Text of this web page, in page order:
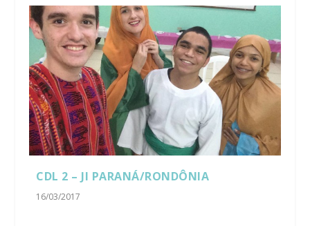
CDL 2 – JI PARANÁ/RONDÔNIA
16/03/2017